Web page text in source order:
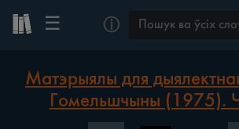
☰ ⓘ
Матэрыялы для
Гомельшчыны (1975).